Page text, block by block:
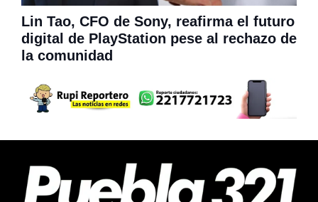
Lin Tao, CFO de Sony, reafirma el futuro
digital de PlayStation pese al rechazo de
la comunidad